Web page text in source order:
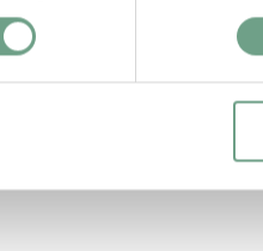
många industriella
att beakta
den vanliga lösningen